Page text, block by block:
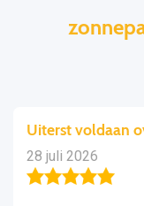
Uiterst voldaan
28 juli 2026